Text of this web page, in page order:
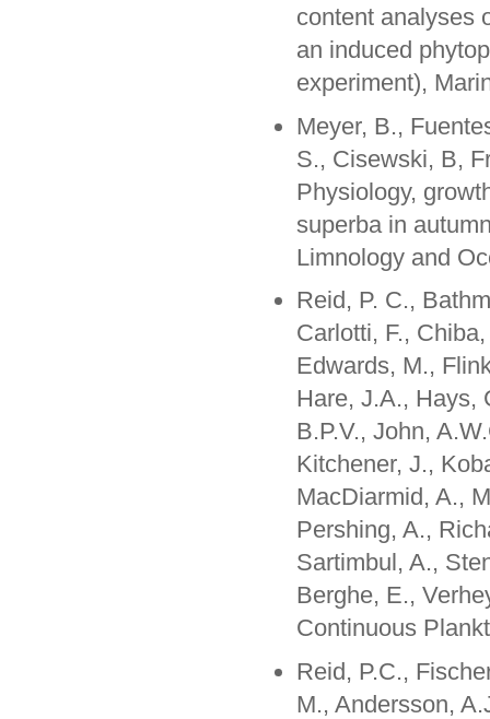
content analyses
an induced
experiment),
Meyer, B.,
S., Cisewski, B,
Physiology,
superba in
Limnology and
Reid, P. C.,
Carlotti, F.,
Edwards, M.,
Hare, J.A., Hays,
B.P.V., John,
Kitchener, J.,
MacDiarmid, A.,
Pershing, A.,
Sartimbul, A.,
Berghe, E.,
Continuous
Reid, P.C.,
M., Andersson,